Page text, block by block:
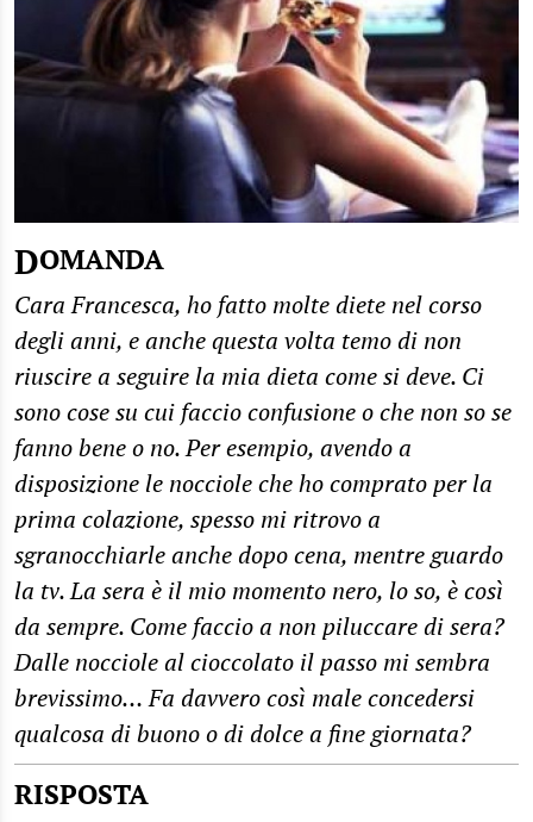
DOMANDA
Cara Francesca, ho fatto molte diete nel corso
degli anni, e anche questa volta temo di non
riuscire a seguire la mia dieta come si deve. Ci
sono cose su cui faccio confusione o che non so se
fanno bene o no. Per esempio, avendo a
disposizione le nocciole che ho comprato per la
prima colazione, spesso mi ritrovo a
sgranocchiarle anche dopo cena, mentre guardo
la tv. La sera è il mio momento nero, lo so, è così
da sempre. Come faccio a non piluccare di sera?
Dalle nocciole al cioccolato il passo mi sembra
brevissimo… Fa davvero così male concedersi
qualcosa di buono o di dolce a fine giornata?
RISPOSTA